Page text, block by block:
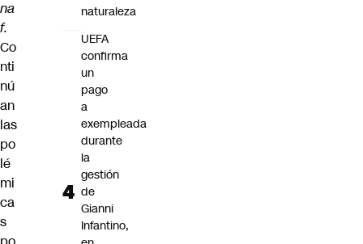
na
f.
Co
nti
nú
an
las
po
lé
mi
ca
s
naturaleza
UEFA
confirma
un
pago
a
exempleada
durante
la
gestión
de
Gianni
Infantino,